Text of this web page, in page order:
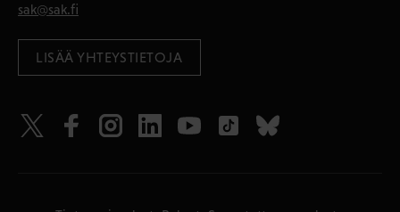
sak@sak.fi
LISÄÄ YHTEYSTIETOJA